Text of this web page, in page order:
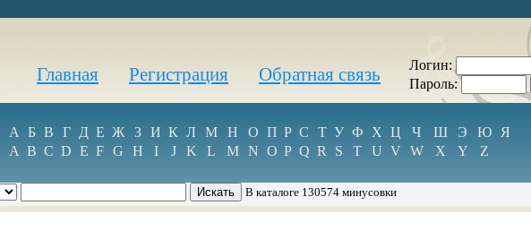
Главная Регистрация Обратная связь
Логин:
Пароль:
А Б В Г Д Е Ж З И К Л М Н О П Р С Т У Ф Х Ц Ч Ш Э Ю Я
A B C D E F G H I J K L M N O P Q R S T U V W X Y Z
В каталоге 130574 минусовки